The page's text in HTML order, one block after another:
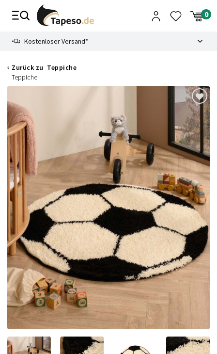
Zusammenbruch
Kostenloser Versand*
Zurück zu Teppiche
Teppiche